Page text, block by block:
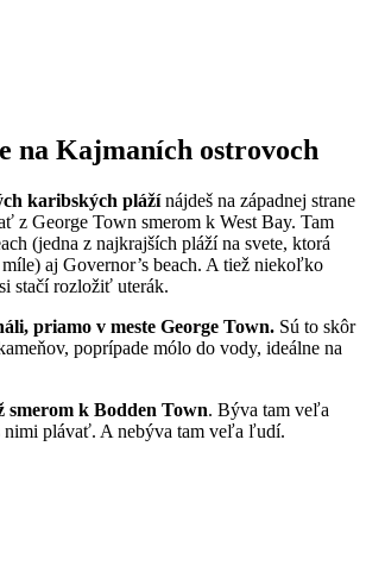
na Kajmaních ostrovoch
karibských plážínájdeš na západnej strane
z George Town smerom k West Bay. Tam
(jedna z najkrajších pláží na svete, ktorá
aj Governor’s beach. A tiež niekoľko
stačí rozložiť uterák.
priamo v meste George Town. Sú to skôr
poprípade mólo do vody, ideálne na
smerom k Bodden Town. Býva tam veľa
nimi plávať. A nebýva tam veľa ľudí.